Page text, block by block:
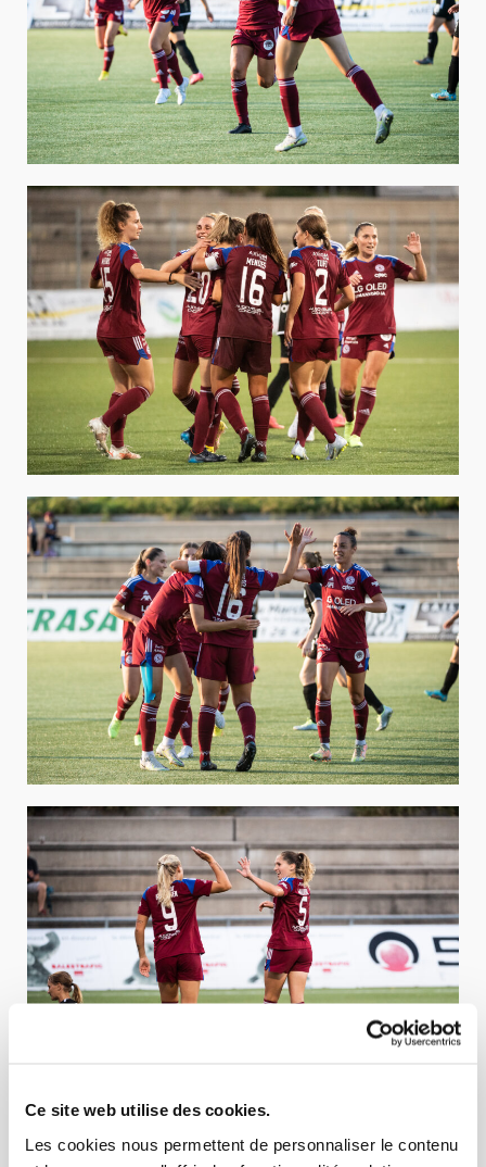
Ce site web utilise des cookies.
Les cookies nous permettent de personnaliser le contenu